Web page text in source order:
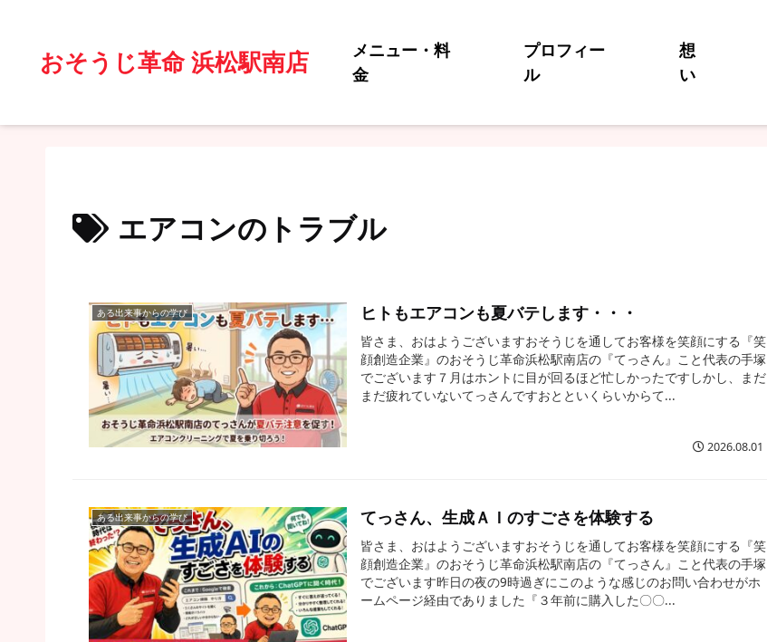
おそうじ革命 浜松駅南店
メニュー・料
金
プロフィー
ル
想
い
エアコンのトラブル
ある出来事からの学び ヒトもエアコンも夏バテします・・・
皆さま、おはようございますおそうじを通してお客様を笑顔にする『笑
顔創造企業』のおそうじ革命浜松駅南店の『てっさん』こと代表の手塚
でございます７月はホントに目が回るほど忙しかったですしかし、まだ
まだ疲れていないてっさんですおとといくらいからて...
2026.08.01
ある出来事からの学び てっさん、生成ＡＩのすごさを体験する
皆さま、おはようございますおそうじを通してお客様を笑顔にする『笑
顔創造企業』のおそうじ革命浜松駅南店の『てっさん』こと代表の手塚
でございます昨日の夜の9時過ぎにこのような感じのお問い合わせがホ
ームページ経由でありました『３年前に購入した〇〇...